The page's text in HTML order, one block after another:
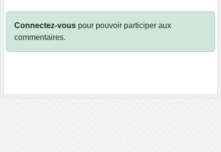
Connectez-vous pour pouvoir participer aux
commentaires.